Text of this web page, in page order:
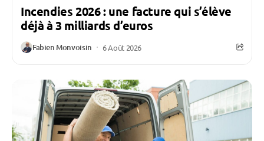
Incendies 2026 : une facture qui s’élève
déjà à 3 milliards d’euros
Fabien Monvoisin 6 Août 2026